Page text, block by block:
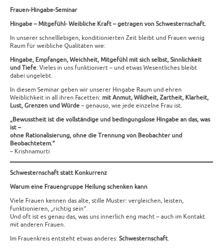
Frauen-Hingabe-Seminar
Hingabe – Mitgefühl- Weibliche Kraft – getragen von Schwesternschaft.
In unserer schnelllebigen, konditionierten Zeit bleibt und Frauen wenig
Raum für weibliche Qualitäten wie:
Hingabe, Empfangen, Weichheit, Mitgefühl mit sich selbst, Sinnlichkeit
und Tiefe. Vieles in uns funktioniert – und etwas Wesentliches bleibt
dabei ungelebt.
In diesem Seminar geben wir unserer Hingabe Raum und ehren
Weiblichkeit in all ihren Facetten: mit Anmut, Wildheit, Zartheit, Klarheit,
Lust, Grenzen und Würde– genauso, wie jede einzelne Frau ist.
„Bewusstheit ist die vollständige und bedingungslose Hingabe an das, was
ist –
ohne Rationalisierung, ohne die Trennung von Beobachter und
Beobachtetem.“
– Krishnamurti
Schwesternschaft statt Konkurrenz
Warum eine Frauengruppe Heilung schenken kann
Viele Frauen kennen das alte, stille Muster: vergleichen, leisten,
funktionieren, „richtig sein“.
Und oft ist es genau das, was uns innerlich eng macht – auch im Kontakt
mit anderen Frauen.
Im Frauenkreis entsteht etwas anderes: Schwesternschaft.